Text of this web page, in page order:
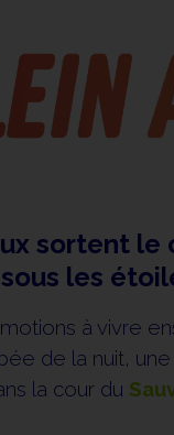
sortent le
les
à vivre
de la nuit, une
la cour du